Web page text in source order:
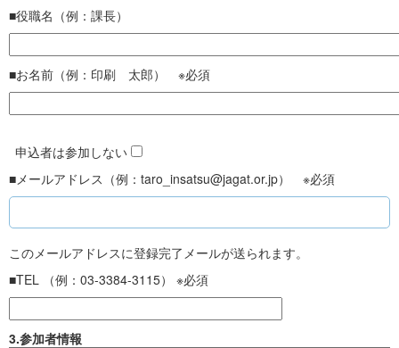
■役職名（例：課長）
■お名前（例：印刷 太郎） ※必須
申込者は参加しない
■メールアドレス（例：taro_insatsu@jagat.or.jp） ※必須
このメールアドレスに登録完了メールが送られます。
■TEL （例：03-3384-3115） ※必須
3.参加者情報